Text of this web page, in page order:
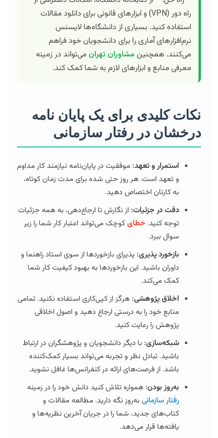
راه دور (VPN) و ابزارهای قانونی برای دانلود مقالات
استفاده کنید. بسیاری از دانشگاه‌ها لایسنس
نرم‌افزارهای آماری را برای دانشجویان خود فراهم
می‌کنند. همچنینمشاوران تهران می‌تواند در زمینه
معرفی منابع و ابزارهای لازم به شما کمک کند.
نکات کلیدی برای یک پایان نامه
درخشان در رفتار سازمانی
استمرار و تعهد: موفقیت در پایان‌نامه نیازمند کار مداوم
و تعهد است. هر روز حتی شده برای مدت زمان کوتاه،
به کارتان اختصاص دهید.
دقت در جزئیات: از نگارش تا ارجاع‌دهی، به همه جزئیات
توجه کنید. خطای کوچک می‌تواند اعتبار کار شما را زیر
سوال ببرد.
بازخورد پذیری: پذیرای بازخوردها از سوی استاد راهنما و
داوران باشید. این بازخوردها به بهبود کیفیت کار شما
کمک می‌کند.
اخلاق پژوهشی: هرگز از کپی‌کاری استفاده نکنید. تمامی
منابع خود را به درستی ارجاع دهید و اصول اخلاقی
پژوهش را رعایت کنید.
شبکه‌سازی: با دیگر دانشجویان و پژوهشگران در ارتباط
باشید. تبادل نظر و تجربه می‌تواند بسیار کمک‌کننده
باشد. از فرصت‌های ارائه در کنفرانس‌ها غافل نشوید.
به‌روز بودن: همواره تلاش کنید دانش خود را در زمینه
رفتار سازمانی به‌روز نگه دارید. مطالعه مقالات و
کتاب‌های جدید، شما را در جریان آخرین نظریه‌ها و
یافته‌ها قرار می‌دهد.